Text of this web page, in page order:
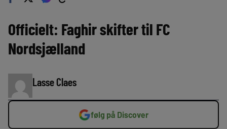
Officielt: Faghir skifter til FC
Nordsjælland
Lasse Claes
følg på Discover